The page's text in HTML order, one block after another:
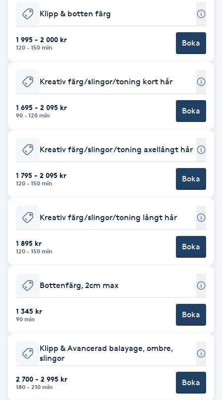
Bottenfärg
Brynfärgning
Brynplockning
Celluliter
Color correction
Cryoterapi
Damklippning
Diamantslipning
Klipp & botten färg
1 995 - 2 000 kr
120 - 150 min Boka
Kreativ färg/slingor/toning kort hår
1 695 - 2 095 kr
90 - 120 min Boka
Kreativ färg/slingor /toning axellångt hår
1 795 - 2 095 kr
120 - 150 min Boka
Kreativ färg/slingor/toning långt hår
1 895 kr
120 - 150 min Boka
Bottenfärg, 2cm max
1 345 kr
90 min Boka
Klipp & Avancerad balayage, ombre,
slingor
2 700 - 2 995 kr
180 - 210 min Boka